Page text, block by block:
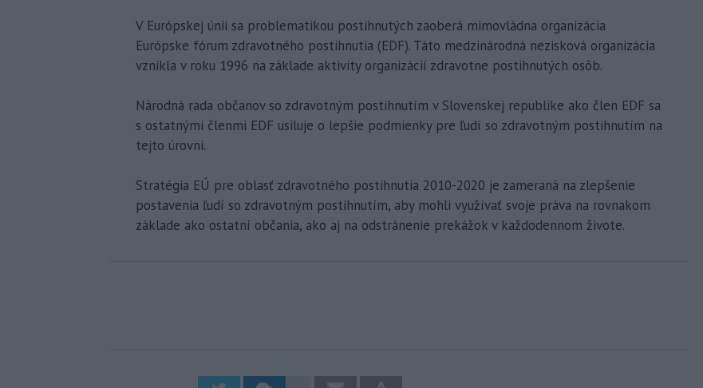
V Európskej únii sa problematikou postihnutých zaoberá mimovládna organizácia
Európske fórum zdravotného postihnutia (EDF). Táto medzinárodná nezisková organizácia
vznikla v roku 1996 na základe aktivity organizácií zdravotne postihnutých osôb.
Národná rada občanov so zdravotným postihnutím v Slovenskej republike ako člen EDF sa
s ostatnými členmi EDF usiluje o lepšie podmienky pre ľudí so zdravotným postihnutím na
tejto úrovni.
Stratégia EÚ pre oblasť zdravotného postihnutia 2010-2020 je zameraná na zlepšenie
postavenia ľudí so zdravotným postihnutím, aby mohli využívať svoje práva na rovnakom
základe ako ostatní občania, ako aj na odstránenie prekážok v každodennom živote.